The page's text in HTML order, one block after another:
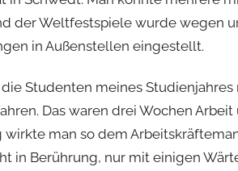
der Weltfestspiele wurde wegen
in Außenstellen eingestellt.
Studenten meines Studienjahres
Das waren drei Wochen
wirkte man so dem
in Berührung, nur mit einigen